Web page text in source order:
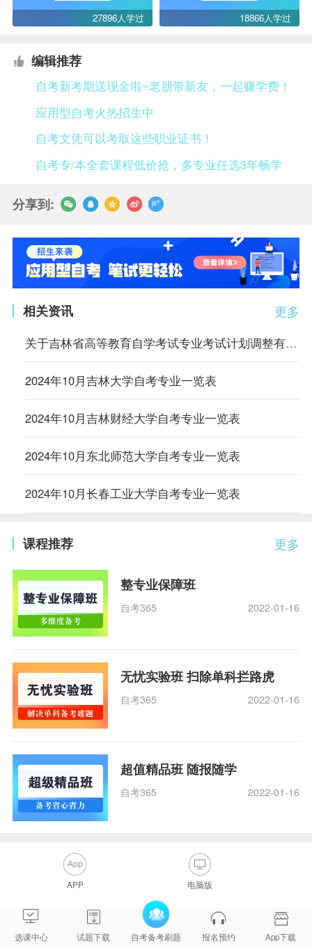
27896人学过 18866人学过
编辑推荐
自考新考期送现金啦~老朋带新友，一起赚学费！
应用型自考火热招生中
自考文凭可以考取这些职业证书！
自考专/本全套课程低价抢，多专业任选3年畅学
分享到:
更多
相关资讯
关于吉林省高等教育自学考试专业考试计划调整有关事项的通知
2024年10月吉林大学自考专业一览表
2024年10月吉林财经大学自考专业一览表
2024年10月东北师范大学自考专业一览表
2024年10月长春工业大学自考专业一览表
更多
课程推荐
整专业保障班
自考365 2022-01-16
无忧实验班 扫除单科拦路虎
自考365 2022-01-16
超值精品班 随报随学
自考365 2022-01-16
APP 电脑版
选课中心 试题下载 自考备考刷题 报名预约 App下载